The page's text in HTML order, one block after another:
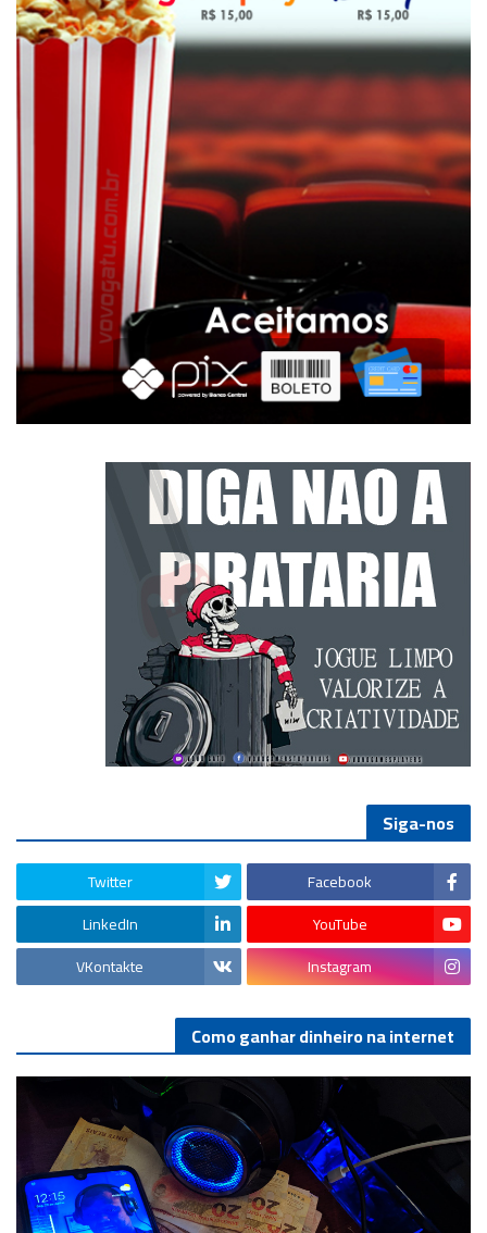
Siga-nos
Facebook
Twitter
YouTube
LinkedIn
Instagram
VKontakte
Como ganhar dinheiro na internet